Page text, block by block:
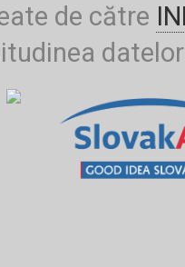
de către